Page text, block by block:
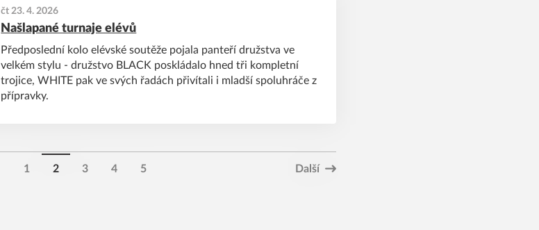
čt 23. 4. 2026
Našlapané turnaje elévů
Předposlední kolo elévské soutěže pojala panteří družstva ve
velkém stylu - družstvo BLACK poskládalo hned tři kompletní
trojice, WHITE pak ve svých řadách přivítali i mladší spoluhráče z
přípravky.
1 2 3 4 5 Další